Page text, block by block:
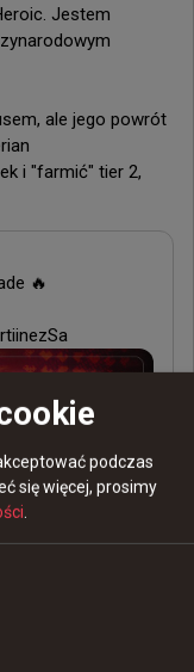
Jestem
ale jego powrót
i "farmić" tier 2,
🔥
podczas
się więcej, prosimy
.